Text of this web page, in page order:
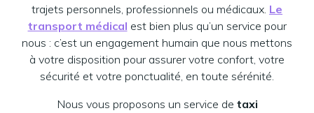
trajets personnels, professionnels ou médicaux. Le
transport médical est bien plus qu’un service pour
nous : c’est un engagement humain que nous mettons
à votre disposition pour assurer votre confort, votre
sécurité et votre ponctualité, en toute sérénité.
Nous vous proposons un service de taxi